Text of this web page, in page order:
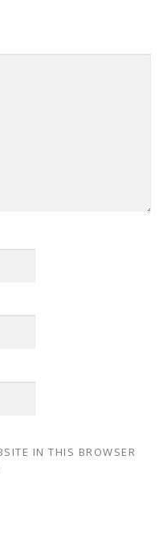
IN THIS BROWSER